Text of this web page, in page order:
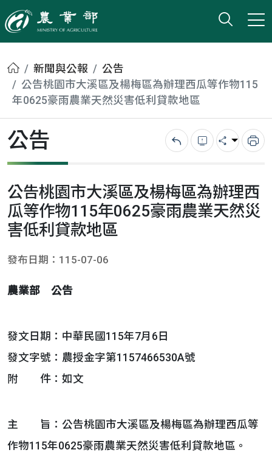
農業部
打開
小版
首頁新聞與公報
公告
公告桃園市大溪區及楊梅區為辦理西瓜等作物115
年0625豪雨農業天然災害低利貸款地區
公告 回上一頁錯誤回報
分享 列
公告桃園市大溪區及楊梅區為辦理西
瓜等作物115年0625豪雨農業天然災
害低利貸款地區
發布日期：115-07-06
農業部 公告
發文日期：中華民國115年7月6日
發文字號：農授金字第1157466530A號
附 件：如文
主 旨：公告桃園市大溪區及楊梅區為辦理西瓜等
作物115年0625豪雨農業天然災害低利貸款地區。